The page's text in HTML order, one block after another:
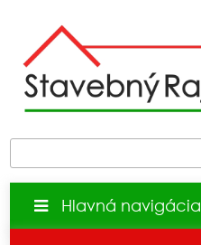
Hlavná navigácia